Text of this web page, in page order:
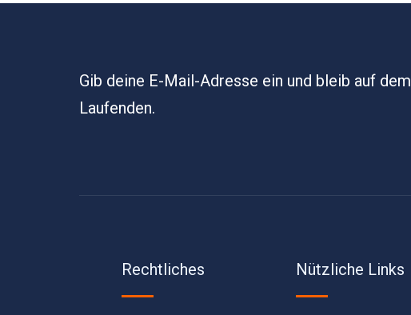
Gib deine E-Mail-Adresse ein und bleib auf dem
Laufenden.
Rechtliches Nützliche Links